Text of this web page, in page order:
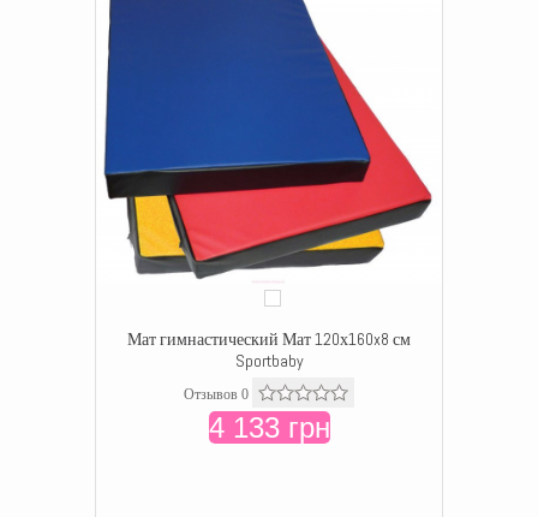
Мат гимнастический Мат 120х160x8 см
Sportbaby
Отзывов 0
4 133 грн